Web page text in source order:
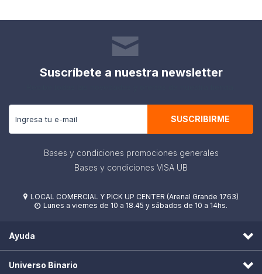
Suscríbete a nuestra newsletter
SUSCRIBIRME
Bases y condiciones promociones generales
Bases y condiciones VISA UB
 LOCAL COMERCIAL Y PICK UP CENTER (Arenal Grande 1763)
 Lunes a viernes de 10 a 18.45 y sábados de 10 a 14hs.
Ayuda
Universo Binario